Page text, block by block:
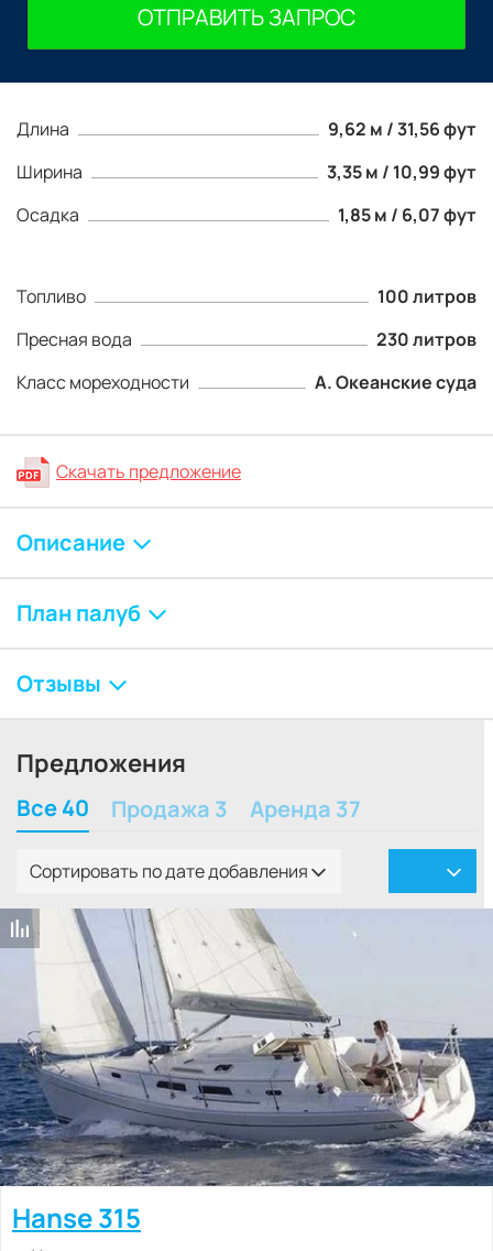
Длина
9,62 м / 31,56 фут
Ширина
3,35 м / 10,99 фут
Осадка
1,85 м / 6,07 фут
Топливо
100 литров
Пресная вода
230 литров
Класс мореходности
А. Океанские суда
Скачать предложение
Описание
План палуб
Отзывы
Предложения
Все 40 Продажа 3 Аренда 37
Сортировать по дате добавления
Hanse 315
ОТПРАВИТЬ ЗАПРОС